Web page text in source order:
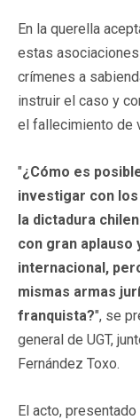
En la querella
estas
crímenes a
instruir el caso y
el fallecimiento de
"¿Cómo es
investigar con
la dictadura
con gran aplauso
internacional,
mismas armas
franquista?", se
general de UGT,
Fernández Toxo.
El acto,